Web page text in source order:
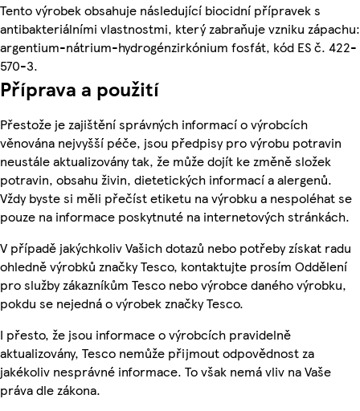
Tento výrobek obsahuje následující biocidní přípravek s
antibakteriálními vlastnostmi, který zabraňuje vzniku zápachu:
argentium-nátrium-hydrogénzirkónium fosfát, kód ES č. 422-
570-3.
Příprava a použití
Přestože je zajištění správných informací o výrobcích
věnována nejvyšší péče, jsou předpisy pro výrobu potravin
neustále aktualizovány tak, že může dojít ke změně složek
potravin, obsahu živin, dietetických informací a alergenů.
Vždy byste si měli přečíst etiketu na výrobku a nespoléhat se
pouze na informace poskytnuté na internetových stránkách.
V případě jakýchkoliv Vašich dotazů nebo potřeby získat radu
ohledně výrobků značky Tesco, kontaktujte prosím Oddělení
pro služby zákazníkům Tesco nebo výrobce daného výrobku,
pokdu se nejedná o výrobek značky Tesco.
I přesto, že jsou informace o výrobcích pravidelně
aktualizovány, Tesco nemůže přijmout odpovědnost za
jakékoliv nesprávné informace. To však nemá vliv na Vaše
práva dle zákona.